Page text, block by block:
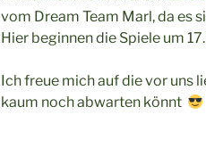
vom Dream Team Marl, da es
Hier beginnen die Spiele um
Ich freue mich auf die vor uns
kaum noch abwarten könnt